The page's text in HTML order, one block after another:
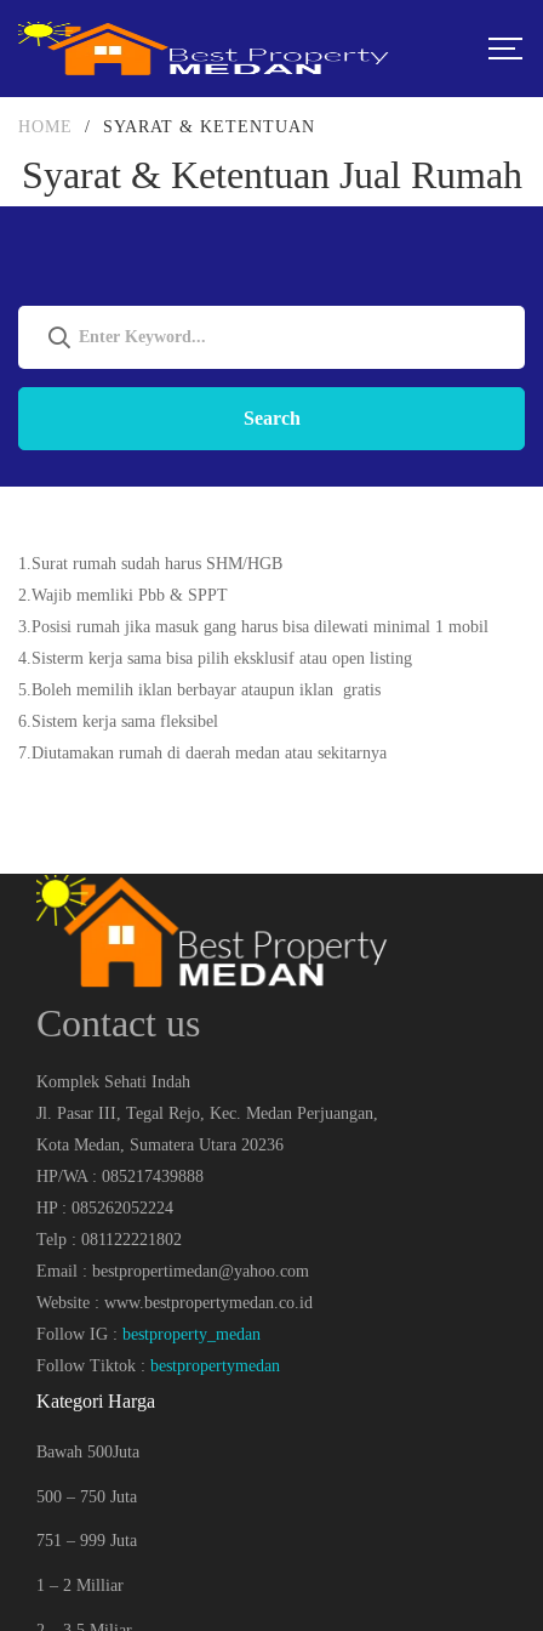
HOME / SYARAT & KETENTUAN
Syarat & Ketentuan Jual Rumah
Search
1.Surat rumah sudah harus SHM/HGB
2.Wajib memliki Pbb & SPPT
3.Posisi rumah jika masuk gang harus bisa dilewati minimal 1 mobil
4.Sisterm kerja sama bisa pilih eksklusif atau open listing
5.Boleh memilih iklan berbayar ataupun iklan gratis
6.Sistem kerja sama fleksibel
7.Diutamakan rumah di daerah medan atau sekitarnya
Contact us
Komplek Sehati Indah
Jl. Pasar III, Tegal Rejo, Kec. Medan Perjuangan,
Kota Medan, Sumatera Utara 20236
HP/WA : 085217439888
HP : 085262052224
Telp : 081122221802
Email : bestpropertimedan@yahoo.com
Website : www.bestpropertymedan.co.id
Follow IG : bestproperty_medan
Follow Tiktok : bestpropertymedan
Kategori Harga
Bawah 500Juta
500 – 750 Juta
751 – 999 Juta
1 – 2 Milliar